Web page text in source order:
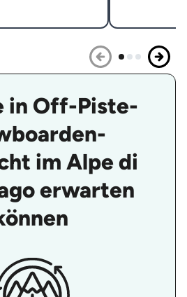
in Off-Piste-
im Alpe di
erwarten